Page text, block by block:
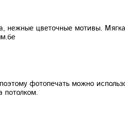
цветочные мотивы.
фотопечать можно
потолком.